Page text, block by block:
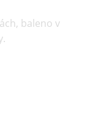
baleno v